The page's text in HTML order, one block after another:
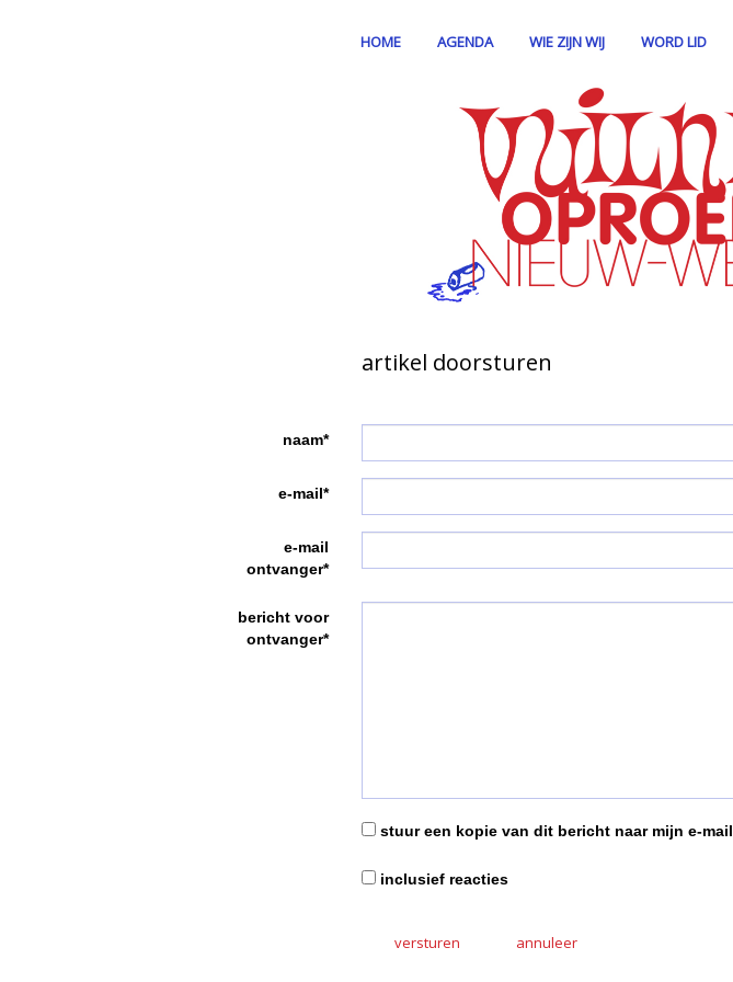
HOME AGENDA WIE ZIJN WIJ WORD LID
artikel doorsturen
naam*
e-mail*
e-mail
ontvanger*
bericht voor
ontvanger*
stuur een kopie van dit bericht naar mijn e-mail
inclusief reacties
versturen